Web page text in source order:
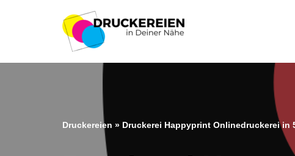
Druckereien » Druckerei Happyprint Onlinedruckerei in